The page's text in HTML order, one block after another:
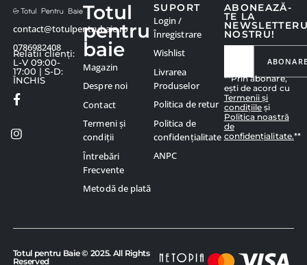
contact@totulpentrubaie.ro
0786982408
Relatii clienți:
L-V 09:00-
17:00 | S-D:
ÎNCHIS
ABONEAZĂ-
TE LA
NOSTRU!
**Prin abonare,
ești de acord cu
Termenii și
condițiile și
Politica noastră
de
confidențialitate.**
Totul
pentru
baie
Magazin
Despre noi
Contact
Termeni și
condiții
Întrebări
Frecvente
Metodă de plată
SUPORT
Login /
Înregistrare
Wishlist
Livrarea
Produselor
Politica de retur
Politica de
confidențialitate
ANPC
Totul pentru Baie © 2025. All Rights
Reserved